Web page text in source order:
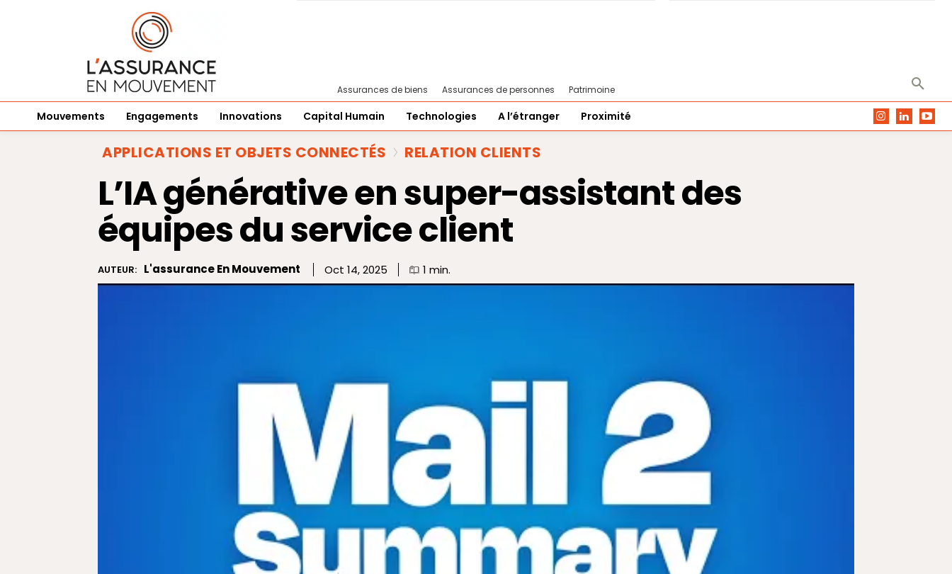
Assurances de biens Assurances de personnes Patrimoine
Mouvements Engagements Innovations Capital Humain Technologies A l’étranger Proximité
APPLICATIONS ET OBJETS CONNECTÉS RELATION CLIENTS
L’IA générative en super-assistant des
équipes du service client
AUTEUR: L'assurance En Mouvement Oct 14, 2025 1 min.